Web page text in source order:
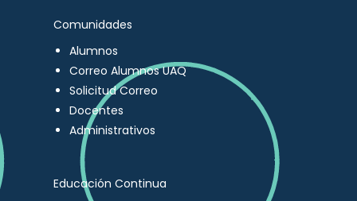
Comunidades
Alumnos
Correo Alumnos UAQ
Solicitud Correo
Docentes
Administrativos
Educación Continua